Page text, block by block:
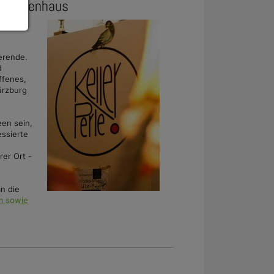
sein,
Ort -
die
sowie